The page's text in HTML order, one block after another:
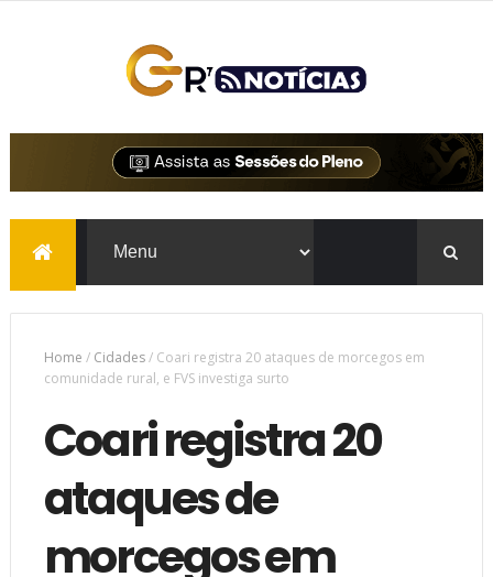
Home / Cidades/ Coari registra 20 ataques de morcegos em
comunidade rural, e FVS investiga surto
Coari registra 20
ataques de
morcegos em